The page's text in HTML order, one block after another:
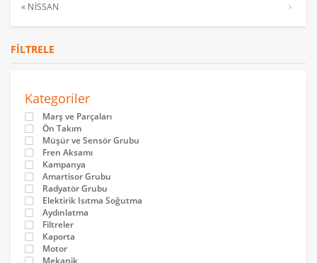
« NİSSAN
FILTRELE
Kategoriler
Marş ve Parçaları
Ön Takım
Müşür ve Sensör Grubu
Fren Aksamı
Kampanya
Amartisor Grubu
Radyatör Grubu
Elektirik Isıtma Soğutma
Aydınlatma
Filtreler
Kaporta
Motor
Mekanik